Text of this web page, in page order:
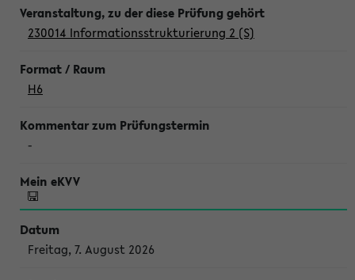
230014 Informationsstrukturierung 2 (S)
H6
-
Freitag, 7. August 2026